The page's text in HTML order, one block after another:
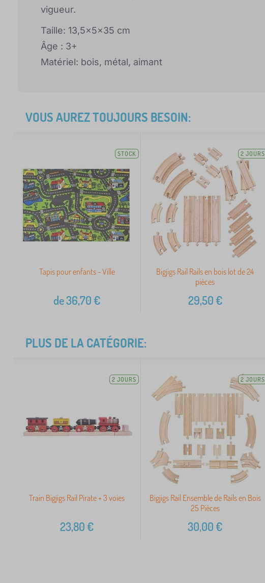
vigueur.
Taille: 13,5x5x35 cm
Âge : 3+
Matériel: bois, métal, aimant
VOUS AUREZ TOUJOURS BESOIN:
STOCK
Tapis pour enfants - Ville
de36,70€
2 JOURS
Bigjigs Rail Rails en bois lot de 24
pièces
29,50€
PLUS DE LA CATÉGORIE:
2 JOURS
Train Bigjigs Rail Pirate + 3 voies
23,80€
2 JOURS
Bigjigs Rail Ensemble de Rails en Bois
25 Pièces
30,00€